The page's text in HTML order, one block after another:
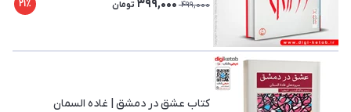
499,000
399,000 تومان 21٪
کتاب عشق در دمشق | غاده السمان